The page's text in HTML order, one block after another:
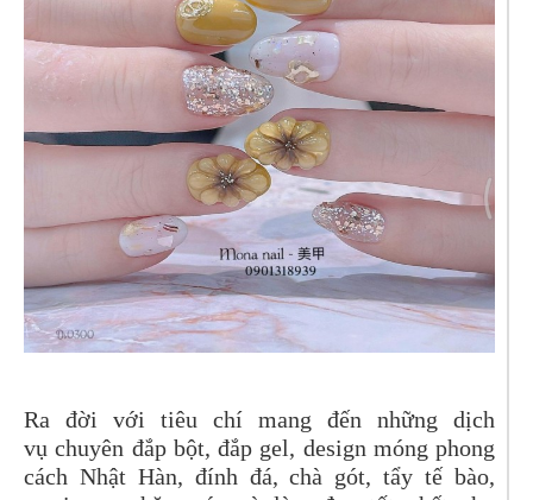
Ra đời với tiêu chí mang đến những dịch
vụchuyên đắp bột, đắp gel, design móng phong
cách Nhật Hàn, đính đá, chà gót, tẩy tế bào,